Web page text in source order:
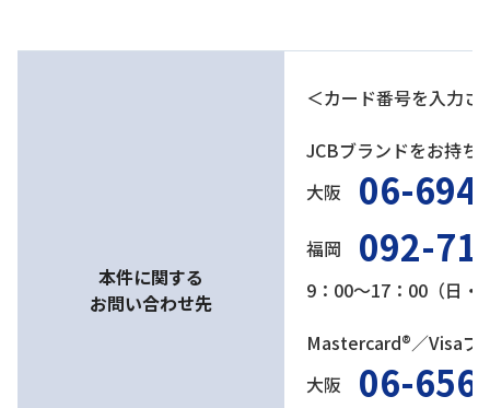
本件に関する
お問い合わせ先
＜カード番号を入力
JCBブランドをお持ち
大阪
06-
福岡 092-
9：00～17：00（日・
Mastercard®／Visaブ
大阪
06-